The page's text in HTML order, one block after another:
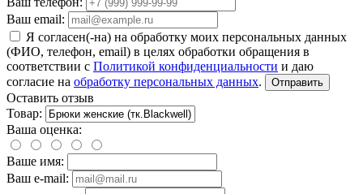
Ваш email:
Я согласен(-на) на обработку моих персональных данных
(ФИО, телефон, email) в целях обработки обращения в
соответствии с Политикой конфиденциальности и даю
согласие на обработку персональных данных. Отправить
Оставить отзыв
Товар:
Ваша оценка:
Ваше имя:
Ваш e-mail: